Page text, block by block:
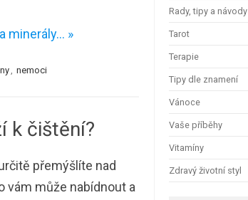
minerály… »
, nemoci
k čištění?
přemýšlíte nad
vám může nabídnout a
Rady, tipy a návody
Tarot
Terapie
Tipy dle znamení
Vánoce
Vaše příběhy
Vitamíny
Zdravý životní styl